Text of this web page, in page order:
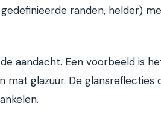
randen, helder)
aandacht. Een voorbeeld is
mat glazuur. De